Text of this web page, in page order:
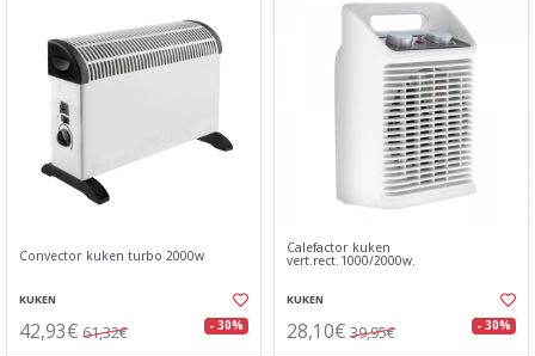
Convector kuken turbo 2000w
KUKEN
42,93€ 61,32€ - 30%
Calefactor kuken
vert.rect.1000/2000w.
KUKEN
28,10€ 39,95€ - 30%